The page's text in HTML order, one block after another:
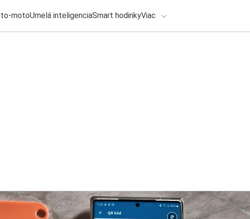
motoUmelá inteligenciaSmart hodinkyViac